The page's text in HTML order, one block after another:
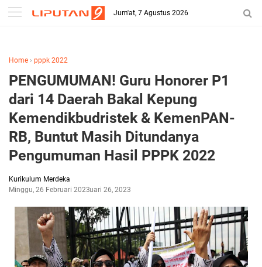
-->
Jum'at, 7 Agustus 2026
Home › pppk 2022
PENGUMUMAN! Guru Honorer P1
dari 14 Daerah Bakal Kepung
Kemendikbudristek & KemenPAN-
RB, Buntut Masih Ditundanya
Pengumuman Hasil PPPK 2022
Kurikulum Merdeka
Minggu, 26 Februari 2023Februari 26, 2023